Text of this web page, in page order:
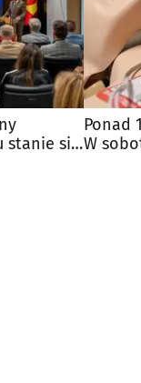
stanie się
Ponad
W